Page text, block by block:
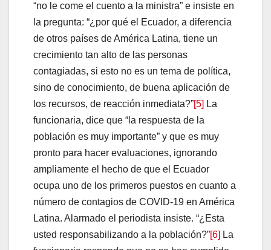
“no le come el cuento a la ministra” e insiste en
la pregunta: “¿por qué el Ecuador, a diferencia
de otros países de América Latina, tiene un
crecimiento tan alto de las personas
contagiadas, si esto no es un tema de política,
sino de conocimiento, de buena aplicación de
los recursos, de reacción inmediata?”[5] La
funcionaria, dice que “la respuesta de la
población es muy importante” y que es muy
pronto para hacer evaluaciones, ignorando
ampliamente el hecho de que el Ecuador
ocupa uno de los primeros puestos en cuanto a
número de contagios de COVID-19 en América
Latina. Alarmado el periodista insiste. “¿Esta
usted responsabilizando a la población?”[6] La